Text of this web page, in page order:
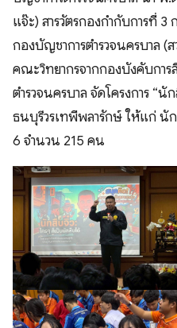
แจ๊ะ) สารวัตรกองกำกับการที่
กองบัญชาการตำรวจนครบาล
คณะวิทยากรจากกองบังคับกา
ตำรวจนครบาล จัดโครงการ “นั
ธนบุรีวรเทพีพลารักษ์ ให้แก่ นั
6 จำนวน 215 คน